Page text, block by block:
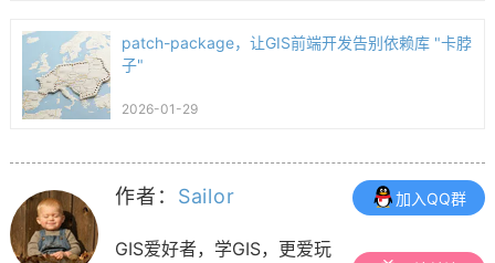
patch-package，让GIS前端开发告别依赖库 "卡脖
子"
2026-01-29
作者： Sailor
GIS爱好者，学GIS，更爱玩
加入QQ群